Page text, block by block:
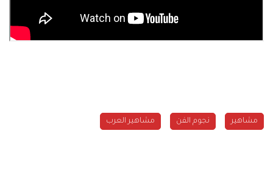
مشاهير نجوم الفن مشاهير العرب